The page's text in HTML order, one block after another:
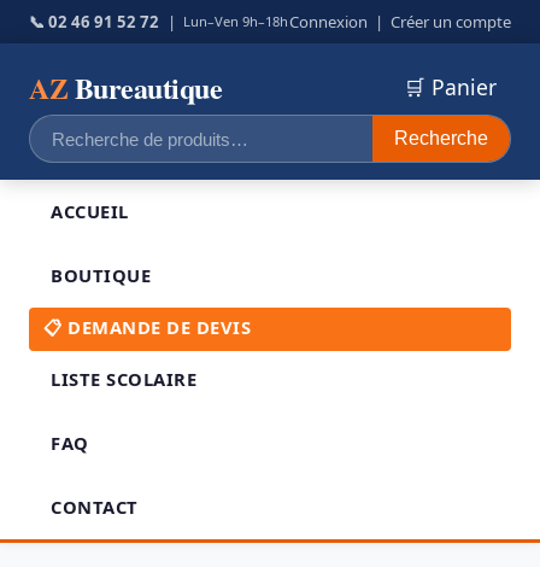
📞 02 46 91 52 72 | Lun–Ven 9h–18hConnexion | Créer un compte
AZBureautique
Recherche
pour :
Recherche
🛒 Panier
ACCUEIL
BOUTIQUE
📋 DEMANDE DE DEVIS
LISTE SCOLAIRE
FAQ
CONTACT